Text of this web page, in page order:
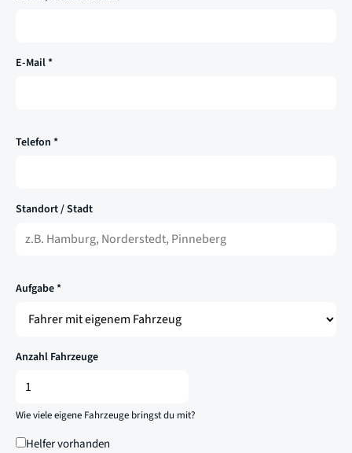
E-Mail *
Telefon *
Standort / Stadt
Aufgabe *
Anzahl Fahrzeuge
Wie viele eigene Fahrzeuge bringst du mit?
Helfer vorhanden